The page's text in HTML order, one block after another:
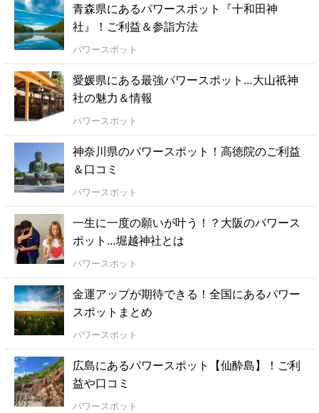
青森県にあるパワースポット『十和田神
社』！ご利益＆参詣方法
パワースポット
愛媛県にある最強パワースポット…大山祇神
社の魅力＆情報
パワースポット
神奈川県のパワースポット！高徳院のご利益
＆口コミ
パワースポット
一生に一度の願いが叶う！？大阪のパワース
ポット…堀越神社とは
パワースポット
金運アップが期待できる！全国にあるパワー
スポットまとめ
パワースポット
広島にあるパワースポット【仙酔島】！ご利
益や口コミ
パワースポット